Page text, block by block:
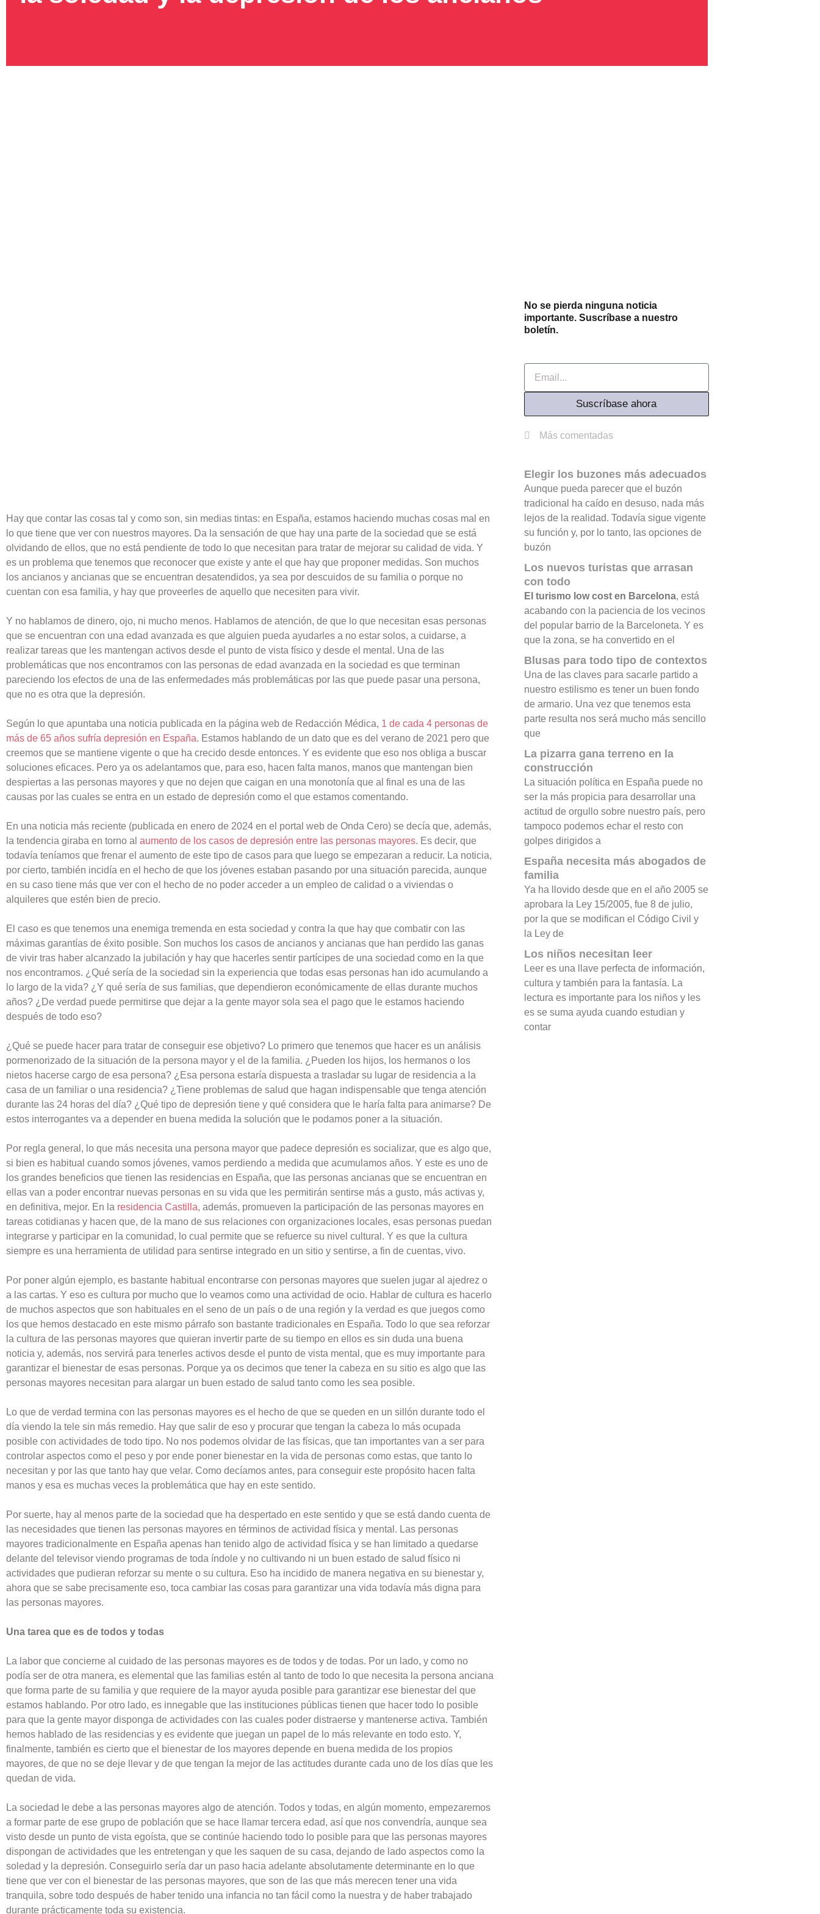
Hay que contar las cosas tal y como son, sin medias tintas: en España, estamos haciendo muchas cosas mal en
lo que tiene que ver con nuestros mayores. Da la sensación de que hay una parte de la sociedad que se está
olvidando de ellos, que no está pendiente de todo lo que necesitan para tratar de mejorar su calidad de vida. Y
es un problema que tenemos que reconocer que existe y ante el que hay que proponer medidas. Son muchos
los ancianos y ancianas que se encuentran desatendidos, ya sea por descuidos de su familia o porque no
cuentan con esa familia, y hay que proveerles de aquello que necesiten para vivir.
Y no hablamos de dinero, ojo, ni mucho menos. Hablamos de atención, de que lo que necesitan esas personas
que se encuentran con una edad avanzada es que alguien pueda ayudarles a no estar solos, a cuidarse, a
realizar tareas que les mantengan activos desde el punto de vista físico y desde el mental. Una de las
problemáticas que nos encontramos con las personas de edad avanzada en la sociedad es que terminan
pareciendo los efectos de una de las enfermedades más problemáticas por las que puede pasar una persona,
que no es otra que la depresión.
Según lo que apuntaba una noticia publicada en la página web de Redacción Médica, 1 de cada 4 personas de
más de 65 años sufría depresión en España. Estamos hablando de un dato que es del verano de 2021 pero que
creemos que se mantiene vigente o que ha crecido desde entonces. Y es evidente que eso nos obliga a buscar
soluciones eficaces. Pero ya os adelantamos que, para eso, hacen falta manos, manos que mantengan bien
despiertas a las personas mayores y que no dejen que caigan en una monotonía que al final es una de las
causas por las cuales se entra en un estado de depresión como el que estamos comentando.
En una noticia más reciente (publicada en enero de 2024 en el portal web de Onda Cero) se decía que, además,
la tendencia giraba en torno al aumento de los casos de depresión entre las personas mayores. Es decir, que
todavía teníamos que frenar el aumento de este tipo de casos para que luego se empezaran a reducir. La noticia,
por cierto, también incidía en el hecho de que los jóvenes estaban pasando por una situación parecida, aunque
en su caso tiene más que ver con el hecho de no poder acceder a un empleo de calidad o a viviendas o
alquileres que estén bien de precio.
El caso es que tenemos una enemiga tremenda en esta sociedad y contra la que hay que combatir con las
máximas garantías de éxito posible. Son muchos los casos de ancianos y ancianas que han perdido las ganas
de vivir tras haber alcanzado la jubilación y hay que hacerles sentir partícipes de una sociedad como en la que
nos encontramos. ¿Qué sería de la sociedad sin la experiencia que todas esas personas han ido acumulando a
lo largo de la vida? ¿Y qué sería de sus familias, que dependieron económicamente de ellas durante muchos
años? ¿De verdad puede permitirse que dejar a la gente mayor sola sea el pago que le estamos haciendo
después de todo eso?
¿Qué se puede hacer para tratar de conseguir ese objetivo? Lo primero que tenemos que hacer es un análisis
pormenorizado de la situación de la persona mayor y el de la familia. ¿Pueden los hijos, los hermanos o los
nietos hacerse cargo de esa persona? ¿Esa persona estaría dispuesta a trasladar su lugar de residencia a la
casa de un familiar o una residencia? ¿Tiene problemas de salud que hagan indispensable que tenga atención
durante las 24 horas del día? ¿Qué tipo de depresión tiene y qué considera que le haría falta para animarse? De
estos interrogantes va a depender en buena medida la solución que le podamos poner a la situación.
Por regla general, lo que más necesita una persona mayor que padece depresión es socializar, que es algo que,
si bien es habitual cuando somos jóvenes, vamos perdiendo a medida que acumulamos años. Y este es uno de
los grandes beneficios que tienen las residencias en España, que las personas ancianas que se encuentran en
ellas van a poder encontrar nuevas personas en su vida que les permitirán sentirse más a gusto, más activas y,
en definitiva, mejor. En la residencia Castilla, además, promueven la participación de las personas mayores en
tareas cotidianas y hacen que, de la mano de sus relaciones con organizaciones locales, esas personas puedan
integrarse y participar en la comunidad, lo cual permite que se refuerce su nivel cultural. Y es que la cultura
siempre es una herramienta de utilidad para sentirse integrado en un sitio y sentirse, a fin de cuentas, vivo.
Por poner algún ejemplo, es bastante habitual encontrarse con personas mayores que suelen jugar al ajedrez o
a las cartas. Y eso es cultura por mucho que lo veamos como una actividad de ocio. Hablar de cultura es hacerlo
de muchos aspectos que son habituales en el seno de un país o de una región y la verdad es que juegos como
los que hemos destacado en este mismo párrafo son bastante tradicionales en España. Todo lo que sea reforzar
la cultura de las personas mayores que quieran invertir parte de su tiempo en ellos es sin duda una buena
noticia y, además, nos servirá para tenerles activos desde el punto de vista mental, que es muy importante para
garantizar el bienestar de esas personas. Porque ya os decimos que tener la cabeza en su sitio es algo que las
personas mayores necesitan para alargar un buen estado de salud tanto como les sea posible.
Lo que de verdad termina con las personas mayores es el hecho de que se queden en un sillón durante todo el
día viendo la tele sin más remedio. Hay que salir de eso y procurar que tengan la cabeza lo más ocupada
posible con actividades de todo tipo. No nos podemos olvidar de las físicas, que tan importantes van a ser para
controlar aspectos como el peso y por ende poner bienestar en la vida de personas como estas, que tanto lo
necesitan y por las que tanto hay que velar. Como decíamos antes, para conseguir este propósito hacen falta
manos y esa es muchas veces la problemática que hay en este sentido.
Por suerte, hay al menos parte de la sociedad que ha despertado en este sentido y que se está dando cuenta de
las necesidades que tienen las personas mayores en términos de actividad física y mental. Las personas
mayores tradicionalmente en España apenas han tenido algo de actividad física y se han limitado a quedarse
delante del televisor viendo programas de toda índole y no cultivando ni un buen estado de salud físico ni
actividades que pudieran reforzar su mente o su cultura. Eso ha incidido de manera negativa en su bienestar y,
ahora que se sabe precisamente eso, toca cambiar las cosas para garantizar una vida todavía más digna para
las personas mayores.
Una tarea que es de todos y todas
La labor que concierne al cuidado de las personas mayores es de todos y de todas. Por un lado, y como no
podía ser de otra manera, es elemental que las familias estén al tanto de todo lo que necesita la persona anciana
que forma parte de su familia y que requiere de la mayor ayuda posible para garantizar ese bienestar del que
estamos hablando. Por otro lado, es innegable que las instituciones públicas tienen que hacer todo lo posible
para que la gente mayor disponga de actividades con las cuales poder distraerse y mantenerse activa. También
hemos hablado de las residencias y es evidente que juegan un papel de lo más relevante en todo esto. Y,
finalmente, también es cierto que el bienestar de los mayores depende en buena medida de los propios
mayores, de que no se deje llevar y de que tengan la mejor de las actitudes durante cada uno de los días que les
quedan de vida.
La sociedad le debe a las personas mayores algo de atención. Todos y todas, en algún momento, empezaremos
a formar parte de ese grupo de población que se hace llamar tercera edad, así que nos convendría, aunque sea
visto desde un punto de vista egoísta, que se continúe haciendo todo lo posible para que las personas mayores
dispongan de actividades que les entretengan y que les saquen de su casa, dejando de lado aspectos como la
soledad y la depresión. Conseguirlo sería dar un paso hacia adelante absolutamente determinante en lo que
tiene que ver con el bienestar de las personas mayores, que son de las que más merecen tener una vida
tranquila, sobre todo después de haber tenido una infancia no tan fácil como la nuestra y de haber trabajado
durante prácticamente toda su existencia.
No se pierda ninguna noticia
importante. Suscríbase a nuestro
boletín.
Suscríbase ahora
Más comentadas
Elegir los buzones más adecuados
Aunque pueda parecer que el buzón
tradicional ha caído en desuso, nada más
lejos de la realidad. Todavía sigue vigente
su función y, por lo tanto, las opciones de
buzón
Los nuevos turistas que arrasan
con todo
El turismo low cost en Barcelona, está
acabando con la paciencia de los vecinos
del popular barrio de la Barceloneta. Y es
que la zona, se ha convertido en el
Blusas para todo tipo de contextos
Una de las claves para sacarle partido a
nuestro estilismo es tener un buen fondo
de armario. Una vez que tenemos esta
parte resulta nos será mucho más sencillo
que
La pizarra gana terreno en la
construcción
La situación política en España puede no
ser la más propicia para desarrollar una
actitud de orgullo sobre nuestro país, pero
tampoco podemos echar el resto con
golpes dirigidos a
España necesita más abogados de
familia
Ya ha llovido desde que en el año 2005 se
aprobara la Ley 15/2005, fue 8 de julio,
por la que se modifican el Código Civil y
la Ley de
Los niños necesitan leer
Leer es una llave perfecta de información,
cultura y también para la fantasía. La
lectura es importante para los niños y les
es se suma ayuda cuando estudian y
contar